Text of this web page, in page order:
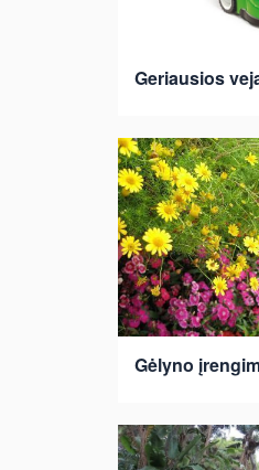
Geriausios
Gėlyno